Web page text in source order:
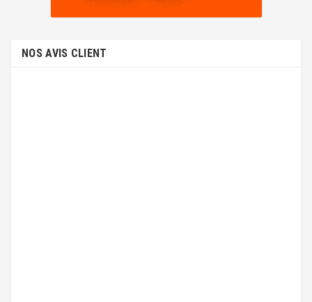
NOS AVIS CLIENT